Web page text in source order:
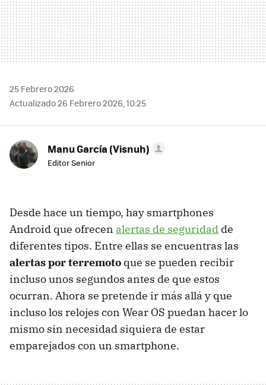
25 Febrero 2026
Actualizado 26 Febrero 2026, 10:25
Manu García (Visnuh)
Editor Senior
Desde hace un tiempo, hay smartphones
Android que ofrecen alertas de seguridad de
diferentes tipos. Entre ellas se encuentras las
alertas por terremoto que se pueden recibir
incluso unos segundos antes de que estos
ocurran. Ahora se pretende ir más allá y que
incluso los relojes con Wear OS puedan hacer lo
mismo sin necesidad siquiera de estar
emparejados con un smartphone.